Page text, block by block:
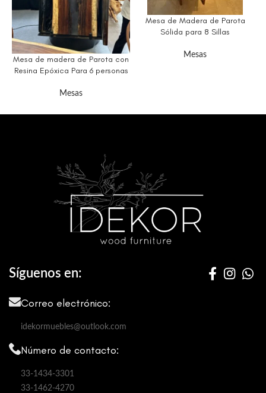
Mesa de madera de Parota con
Resina Epóxica Para 6 personas
Mesas
Mesa de Madera de Parota
Sólida para 8 Sillas
Mesas
Síguenos en:
Correo electrónico:
idekormuebles@outlook.com
Número de contacto:
33-1434-3301
33-1462-4270